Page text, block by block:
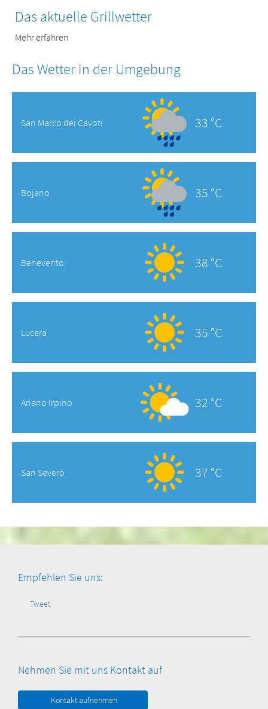
Das aktuelle Grillwetter
Mehr erfahren
Das Wetter in der Umgebung
San Marco dei Cavoti 33 °C
Bojano 35 °C
Benevento 38 °C
Lucera 35 °C
Ariano Irpino 32 °C
San Severo 37 °C
Empfehlen Sie uns:
Tweet
Nehmen Sie mit uns Kontakt auf
Kontakt aufnehmen